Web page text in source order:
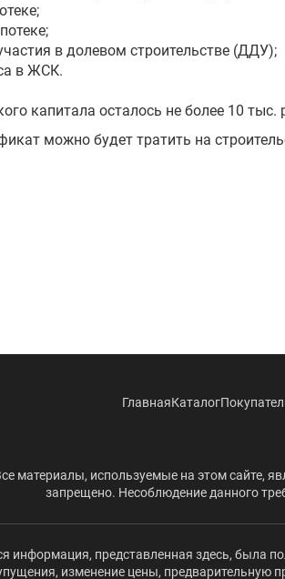
в долевом строительстве (ДДУ);
в ЖСК.
капитала осталось не более 10
можно будет тратить на
ГлавнаяКаталог
материалы, используемые на этом сайте,
запрещено. Несоблюдение данного
информация, представленная здесь, была
изменение цены, предварительную